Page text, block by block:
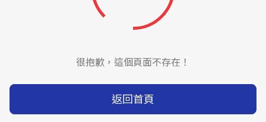
很抱歉，這個頁面不存在！
返回首頁